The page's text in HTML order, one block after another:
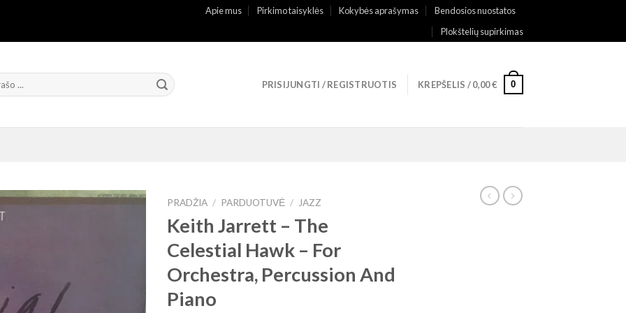
Apie mus Pirkimo taisyklės Kokybės aprašymas
Bendosios nuostatos
Plokštelių supirkimas
PRISIJUNGTI / REGISTRUOTIS KREPŠELIS /0,00€ 0
PRADŽIA / PARDUOTUVĖ / JAZZ
Keith Jarrett ‎– The
Celestial Hawk – For
Orchestra, Percussion And
Piano